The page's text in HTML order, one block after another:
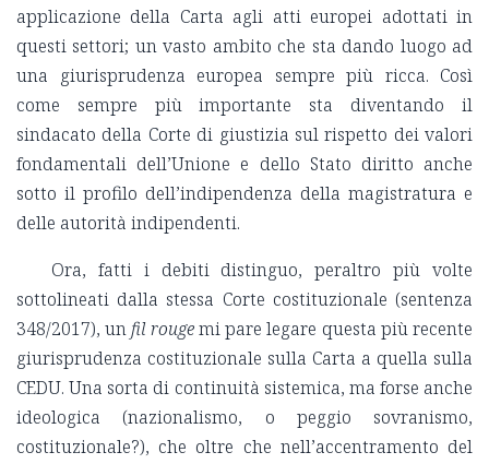
applicazione della Carta agli atti europei adottati in
questi settori; un vasto ambito che sta dando luogo ad
una giurisprudenza europea sempre più ricca. Così
come sempre più importante sta diventando il
sindacato della Corte di giustizia sul rispetto dei valori
fondamentali dell’Unione e dello Stato diritto anche
sotto il profilo dell’indipendenza della magistratura e
delle autorità indipendenti.
Ora, fatti i debiti distinguo, peraltro più volte
sottolineati dalla stessa Corte costituzionale (sentenza
348/2017), unfil rougemi pare legare questa più recente
giurisprudenza costituzionale sulla Carta a quella sulla
CEDU. Una sorta di continuità sistemica, ma forse anche
ideologica (nazionalismo, o peggio sovranismo,
costituzionale?), che oltre che nell’accentramento del